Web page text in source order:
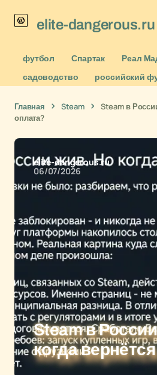
elite-dangerous.ru
футбол Спартак
Реал
садоводство
российский
Главная Steam
Steam в
оплата?
elite-dangerous.ru
06/07/2026
Steam в
когда